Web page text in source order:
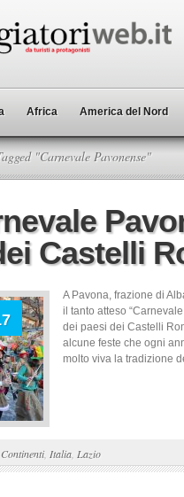
Africa America del Nord
"Carnevale Pavonense"
Castelli
A Pavona, frazione di
il tanto atteso
dei paesi dei Castelli
alcune feste che ogni
molto viva la tradizione
Continenti, Italia Lazio